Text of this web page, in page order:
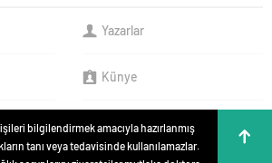
Yazarlar
Künye
bilgilendirmek amacıyla hazırlanmış
tanı veya tedavisinde kullanılamazlar.